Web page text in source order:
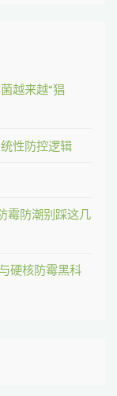
越来越“猖
性防控逻辑
霉防潮别踩这几
硬核防霉黑科